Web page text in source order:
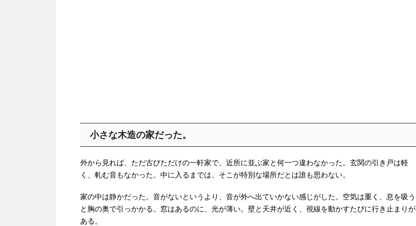
小さな木造の家だった。
外から見れば、ただ古びただけの一軒家で、近所に並ぶ家と何一つ違わなかった。玄関の引き戸は軽
く、軋む音もなかった。中に入るまでは、そこが特別な場所だとは誰も思わない。
家の中は静かだった。音がないというより、音が外へ出ていかない感じがした。空気は重く、息を吸う
と胸の奥で引っかかる。窓はあるのに、光が薄い。壁と天井が近く、視線を動かすたびに行き止まりが
ある。